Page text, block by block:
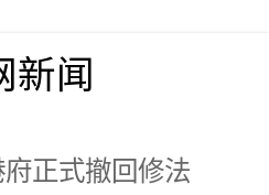
新闻
正式撤回修法